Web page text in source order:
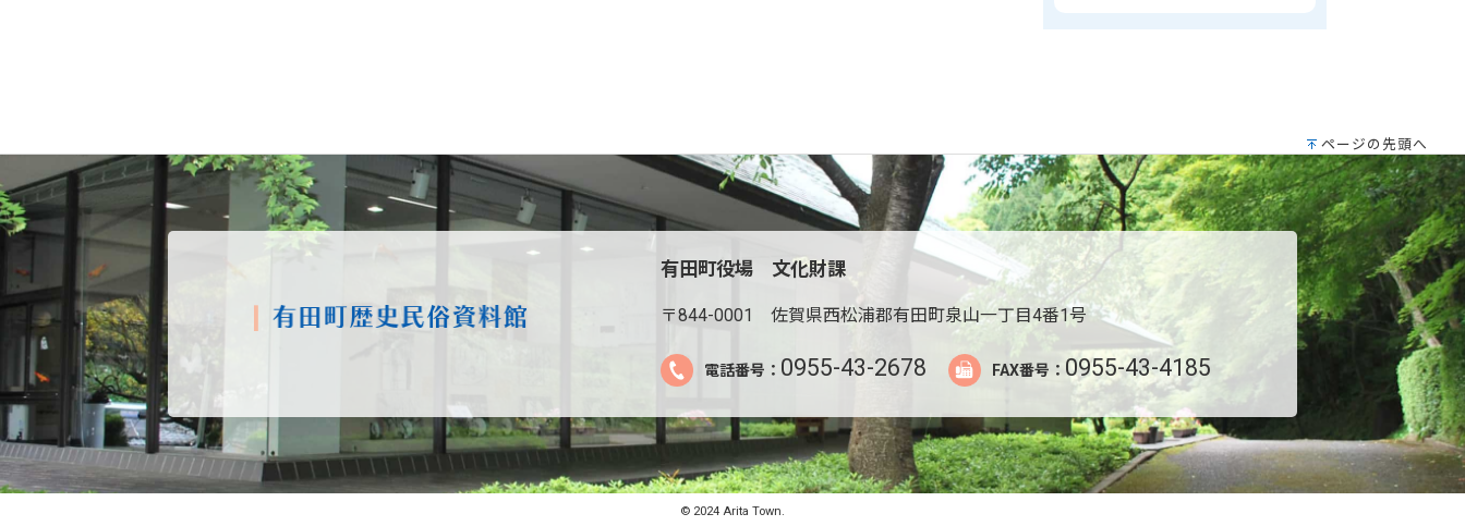
ページの先頭へ
有田町役場 文化財課
〒844-0001 佐賀県西松浦郡有田町泉山一丁目4番1号
電話番号： 0955-43-2678 FAX番号： 0955-43-4185
© 2024 Arita Town.